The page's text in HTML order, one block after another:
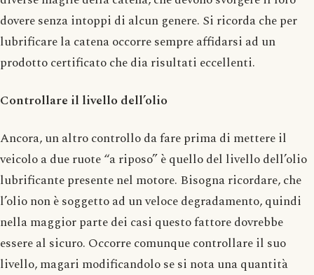
dovere senza intoppi di alcun genere. Si ricorda che per
lubrificare la catena occorre sempre affidarsi ad un
prodotto certificato che dia risultati eccellenti.
Controllare il livello dell’olio
Ancora, un altro controllo da fare prima di mettere il
veicolo a due ruote “a riposo” è quello del livello dell’olio
lubrificante presente nel motore. Bisogna ricordare, che
l’olio non è soggetto ad un veloce degradamento, quindi
nella maggior parte dei casi questo fattore dovrebbe
essere al sicuro. Occorre comunque controllare il suo
livello, magari modificandolo se si nota una quantità